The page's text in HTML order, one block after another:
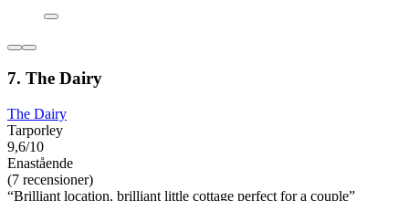
7. The Dairy
The Dairy
Tarporley
9,6/10
Enastående
(7 recensioner)
“Brilliant location, brilliant little cottage perfect for a couple”